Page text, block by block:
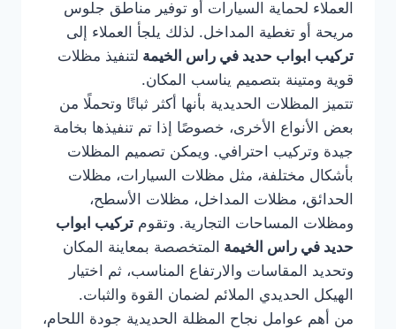
العملاء لحماية السيارات أو توفير مناطق جلوس
مريحة أو تغطية المداخل. لذلك يلجأ العملاء إلى
تركيب ابواب حديد في راس الخيمة لتنفيذ مظلات
قوية ومتينة بتصميم يناسب المكان.
تتميز المظلات الحديدية بأنها أكثر ثباتًا وتحملًا من
بعض الأنواع الأخرى، خصوصًا إذا تم تنفيذها بخامة
جيدة وتركيب احترافي. ويمكن تصميم المظلات
بأشكال مختلفة، مثل مظلات السيارات، مظلات
الحدائق، مظلات المداخل، مظلات الأسطح،
ومظلات المساحات التجارية. وتقوم تركيب ابواب
حديد في راس الخيمة المتخصصة بمعاينة المكان
وتحديد المقاسات والارتفاع المناسب، ثم اختيار
الهيكل الحديدي الملائم لضمان القوة والثبات.
من أهم عوامل نجاح المظلة الحديدية جودة اللحام،